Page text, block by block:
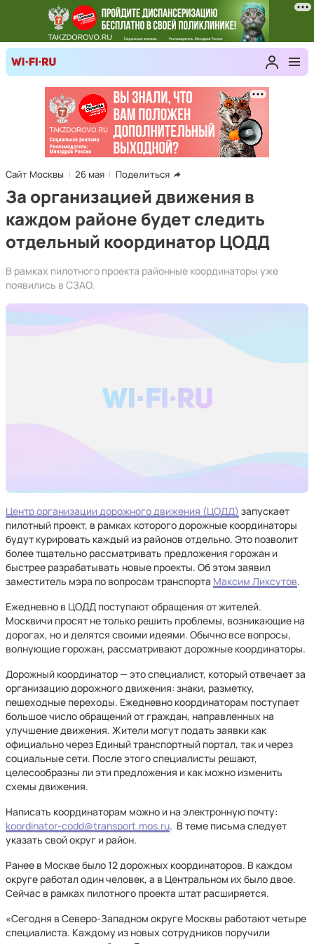
Сайт Москвы 26 мая Поделиться
За организацией движения в
каждом районе будет следить
отдельный координатор ЦОДД
В рамках пилотного проекта районные координаторы уже
появились в СЗАО.
Центр организации дорожного движения (ЦОДД) запускает
пилотный проект, в рамках которого дорожные координаторы
будут курировать каждый из районов отдельно. Это позволит
более тщательно рассматривать предложения горожан и
быстрее разрабатывать новые проекты. Об этом заявил
заместитель мэра по вопросам транспорта Максим Ликсутов.
Ежедневно в ЦОДД поступают обращения от жителей.
Москвичи просят не только решить проблемы, возникающие на
дорогах, но и делятся своими идеями. Обычно все вопросы,
волнующие горожан, рассматривают дорожные координаторы.
Дорожный координатор — это специалист, который отвечает за
организацию дорожного движения: знаки, разметку,
пешеходные переходы. Ежедневно координаторам поступает
большое число обращений от граждан, направленных на
улучшение движения. Жители могут подать заявки как
официально через Единый транспортный портал, так и через
социальные сети. После этого специалисты решают,
целесообразны ли эти предложения и как можно изменить
схемы движения.
Написать координаторам можно и на электронную почту:
koordinator-codd@transport.mos.ru. В теме письма следует
указать свой округ и район.
Ранее в Москве было 12 дорожных координаторов. В каждом
округе работал один человек, а в Центральном их было двое.
Сейчас в рамках пилотного проекта штат расширяется.
«Сегодня в Северо-Западном округе Москвы работают четыре
специалиста. Каждому из новых сотрудников поручили